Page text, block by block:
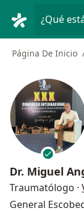
¿Qué
Página De Inicio
Dr. Miguel
Traumatólogo ·
General